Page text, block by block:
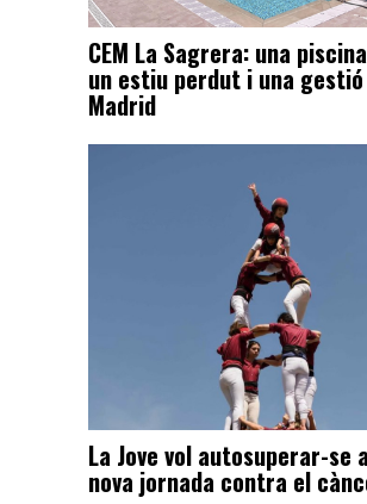
CEM La Sagrera: una
un estiu perdut i una gestió
Madrid
La Jove vol autosuperar-se
nova jornada contra el